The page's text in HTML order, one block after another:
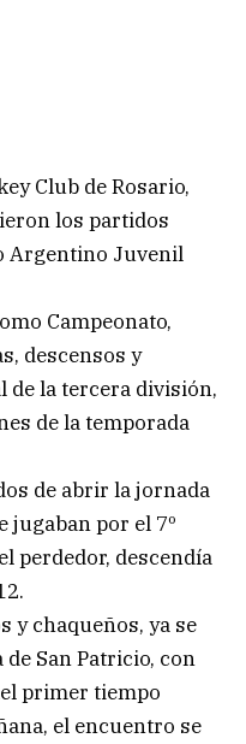
Club de Rosario,
los partidos
Argentino Juvenil
Campeonato,
descensos y
de la tercera división,
de la temporada
de abrir la jornada
jugaban por el 7º
perdedor, descendía
y chaqueños, ya se
San Patricio, con
primer tiempo
el encuentro se